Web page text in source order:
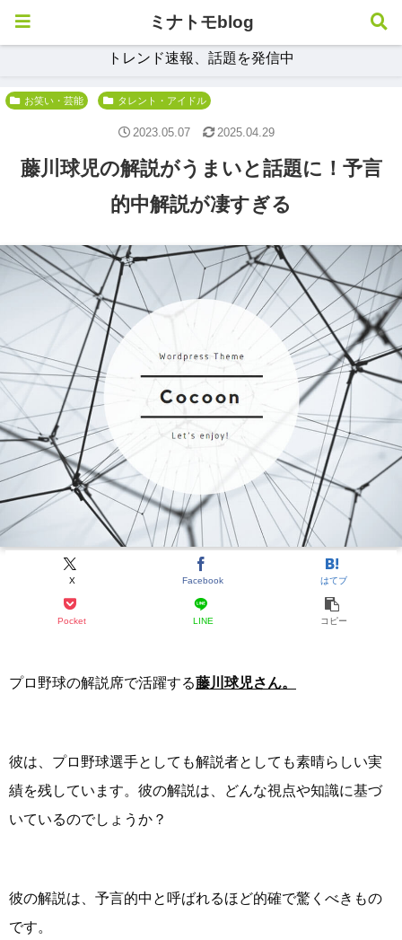
トレンド速報、話題を発信中
お笑い・芸能 タレント・アイドル
藤川球児の解説がうまいと話題に！予言
的中解説が凄すぎる
X Facebook はてブ
Pocket LINE コピー
2023.05.07 2025.04.29
プロ野球の解説席で活躍する藤川球児さん。
彼は、プロ野球選手としても解説者としても素晴らしい実
績を残しています。彼の解説は、どんな視点や知識に基づ
いているのでしょうか？
彼の解説は、予言的中と呼ばれるほど的確で驚くべきもの
です。
ミナトモblog